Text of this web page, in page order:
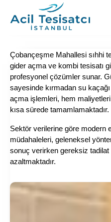
Çobançeşme Mahallesi sıhhi
gider açma ve kombi tesisatı
profesyonel çözümler sunar.
sayesinde kırmadan su kaçağı
açma işlemleri, hem
kısa sürede tamamlamaktadır.
Sektör verilerine göre modern
müdahaleleri, geleneksel
sonuç verirken gereksiz tadilat
azaltmaktadır.